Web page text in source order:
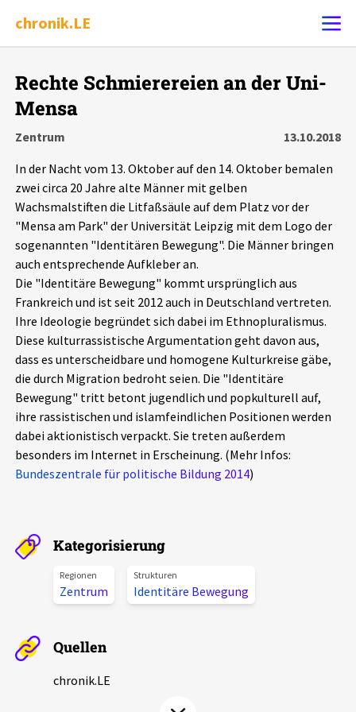
chronik.LE
Ereignis melden
Chronik
Dossiers
Leipziger Zustände
Schlaglichter
Phänomene
Aktuelles
Alle Beiträge
Veranstaltungen
Pressemitteilungen
Über uns
Projektbeschreibung
Unterstützer_innen
Spenden
chronik.LE in der Presse
Rechte Schmierereien an der Uni-
Mensa
Zentrum
13.10.2018
In der Nacht vom 13. Oktober auf den 14. Oktober bemalen
zwei circa 20 Jahre alte Männer mit gelben
Wachsmalstiften die Litfaßsäule auf dem Platz vor der
"Mensa am Park" der Universität Leipzig mit dem Logo der
sogenannten "Identitären Bewegung". Die Männer bringen
auch entsprechende Aufkleber an.
Die "Identitäre Bewegung" kommt ursprünglich aus
Frankreich und ist seit 2012 auch in Deutschland vertreten.
Ihre Ideologie begründet sich dabei im Ethnopluralismus.
Diese kulturrassistische Argumentation geht davon aus,
dass es unterscheidbare und homogene Kulturkreise gäbe,
die durch Migration bedroht seien. Die "Identitäre
Bewegung" tritt betont jugendlich und popkulturell auf,
ihre rassistischen und islamfeindlichen Positionen werden
dabei aktionistisch verpackt. Sie treten außerdem
besonders im Internet in Erscheinung. (Mehr Infos:
Bundeszentrale für politische Bildung 2014)
Kategorisierung
Regionen
Zentrum
Strukturen
Identitäre Bewegung
Quellen
chronik.LE
Alle Ereignisse
7502Ereignisse
Ereignisse
Exportieren ?